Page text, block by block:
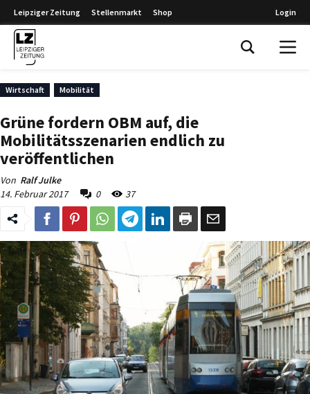
Leipziger Zeitung Stellenmarkt Shop Login
Wirtschaft Mobilität
Grüne fordern OBM auf, die
Mobilitätsszenarien endlich zu
veröffentlichen
Von Ralf Julke
14. Februar 2017
0 37